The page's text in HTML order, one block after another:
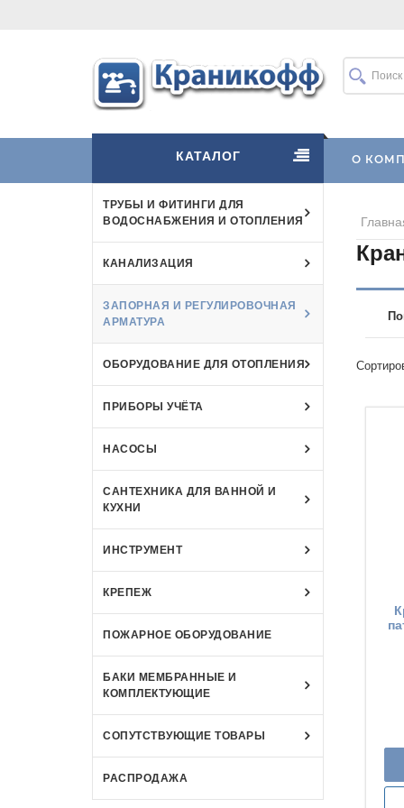
КАТАЛОГ
ТРУБЫ И ФИТИНГИ ДЛЯ
ВОДОСНАБЖЕНИЯ И ОТОПЛЕНИЯ
КАНАЛИЗАЦИЯ
ЗАПОРНАЯ И РЕГУЛИРОВОЧНАЯ
АРМАТУРА
ОБОРУДОВАНИЕ ДЛЯ ОТОПЛЕНИЯ
ПРИБОРЫ УЧЁТА
НАСОСЫ
САНТЕХНИКА ДЛЯ ВАННОЙ И
КУХНИ
ИНСТРУМЕНТ
КРЕПЕЖ
ПОЖАРНОЕ ОБОРУДОВАНИЕ
БАКИ МЕМБРАННЫЕ И
КОМПЛЕКТУЮЩИЕ
СОПУТСТВУЮЩИЕ ТОВАРЫ
РАСПРОДАЖА
О